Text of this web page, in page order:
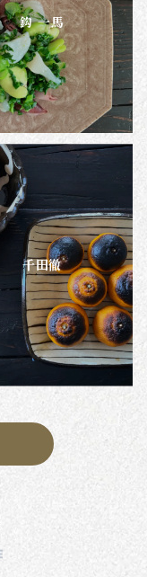
鈎 一馬
千田徹